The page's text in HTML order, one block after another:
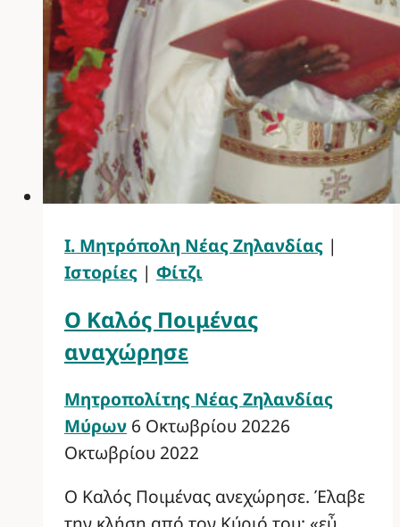
Ι. Μητρόπολη Νέας Ζηλανδίας |
Ιστορίες | Φίτζι
Ο Καλός Ποιμένας
αναχώρησε
Μητροπολίτης Νέας Ζηλανδίας
Μύρων 6 Οκτωβρίου 20226
Οκτωβρίου 2022
Ο Καλός Ποιμένας ανεχώρησε. Έλαβε